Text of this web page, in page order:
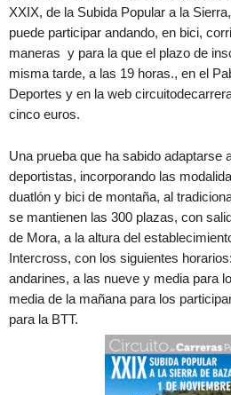
XXIX, de la Subida Popular a la
puede participar andando, en bici,
maneras y para la que el plazo de
misma tarde, a las 19 horas., en el
Deportes y en la web
cinco euros.
Una prueba que ha sabido adaptarse
deportistas, incorporando las
duatlón y bici de montaña, al
se mantienen las 300 plazas, con
de Mora, a la altura del
Intercross, con los siguientes
andarines, a las nueve y media para
media de la mañana para los
para la BTT.